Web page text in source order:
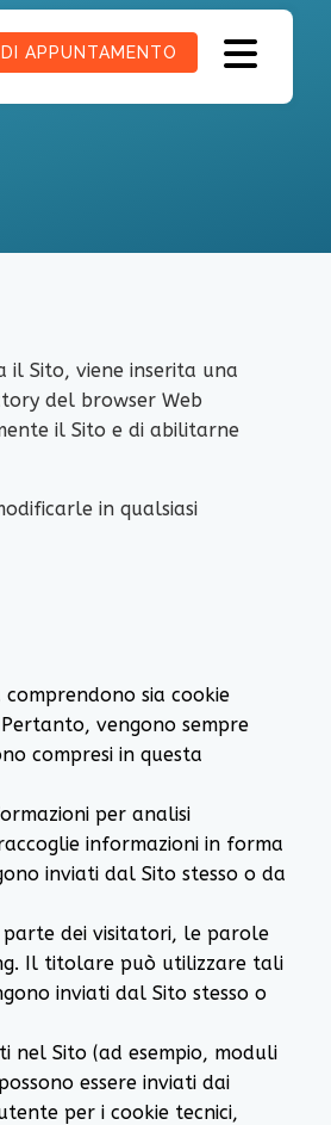
APPUNTAMENTO
il Sito, viene inserita una
del browser Web
il Sito e di abilitarne
in qualsiasi
sia cookie
vengono sempre
compresi in questa
per analisi
informazioni in forma
inviati dal Sito stesso o da
parte dei visitatori, le parole
Il titolare può utilizzare tali
inviati dal Sito stesso o
nel Sito (ad esempio, moduli
essere inviati dai
per i cookie tecnici,